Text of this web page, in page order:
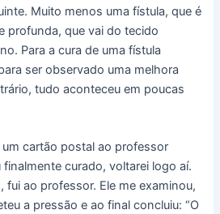
Muito menos uma fístula, que é
profunda, que vai do tecido
Para a cura de uma fístula
ser observado uma melhora
tudo aconteceu em poucas
cartão postal ao professor
curado, voltarei logo aí.
fui ao professor. Ele me examinou,
a pressão e ao final concluiu: “O